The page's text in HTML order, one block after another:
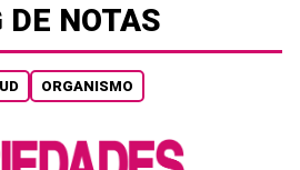
DE NOTAS
ORGANISMO